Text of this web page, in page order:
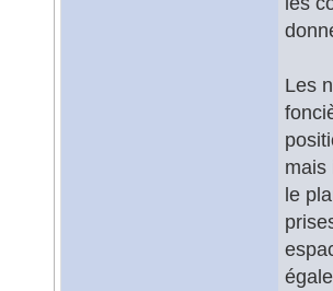
Les
mais
le